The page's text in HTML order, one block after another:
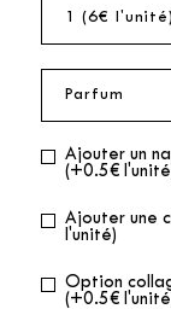
Ajouter un
(+0.5€
Ajouter une
l'unité)
Option
(+0.5€